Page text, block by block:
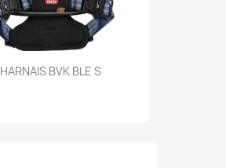
HARNAIS BVK BLE S